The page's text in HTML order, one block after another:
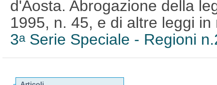
d'Aosta. Abrogazione della
1995, n. 45, e di altre leggi
3aSerie Speciale - Regioni